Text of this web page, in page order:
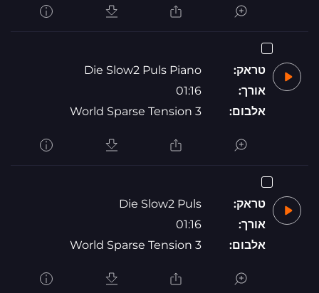
טראק:
Die Slow2 Puls Piano
אורך:
01:16
אלבום:
World Sparse Tension 3
טראק:
Die Slow2 Puls
אורך:
01:16
אלבום:
World Sparse Tension 3